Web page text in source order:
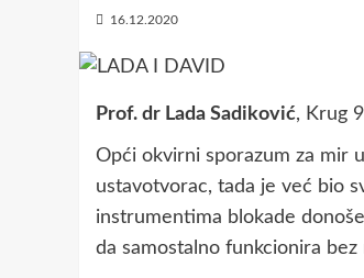
16.12.2020
Prof. dr Lada Sadiković, Krug
Opći okvirni sporazum za mir
ustavotvorac, tada je već bio
instrumentima blokade
da samostalno funkcionira